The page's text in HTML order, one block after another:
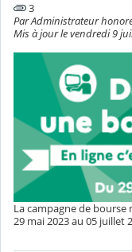
3
Par Administrateur
Mis à jour le vendredi 9
La campagne de bourse
29 mai 2023 au 05 juillet